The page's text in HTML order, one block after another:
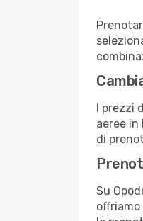
I prezzi
aeree
di
Su